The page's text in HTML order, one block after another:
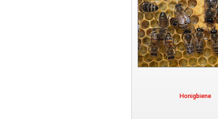
Honigbiene